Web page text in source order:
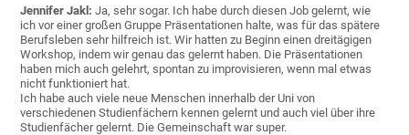
Jennifer Jakl: Ja, sehr sogar. Ich habe durch diesen Job gelernt, wie
ich vor einer großen Gruppe Präsentationen halte, was für das spätere
Berufsleben sehr hilfreich ist. Wir hatten zu Beginn einen dreitägigen
Workshop, indem wir genau das gelernt haben. Die Präsentationen
haben mich auch gelehrt, spontan zu improvisieren, wenn mal etwas
nicht funktioniert hat.
Ich habe auch viele neue Menschen innerhalb der Uni von
verschiedenen Studienfächern kennen gelernt und auch viel über ihre
Studienfächer gelernt. Die Gemeinschaft war super.